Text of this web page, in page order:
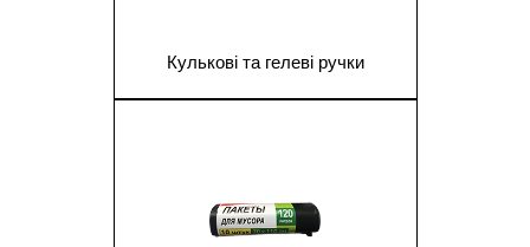
Кулькові та гелеві ручки